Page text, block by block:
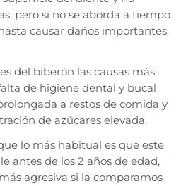
pero si no se aborda a tiempo
causar daños importantes
del biberón las causas más
de higiene dental y bucal
a restos de comida y
de azúcares elevada.
lo más habitual es que este
antes de los 2 años de edad,
agresiva si la comparamos